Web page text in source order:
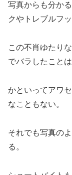
写真からも分か
クやトレブルフ
この不肖ゆたり
でバラしたこと
かといってアワ
なこともない。
それでも写真の
る。